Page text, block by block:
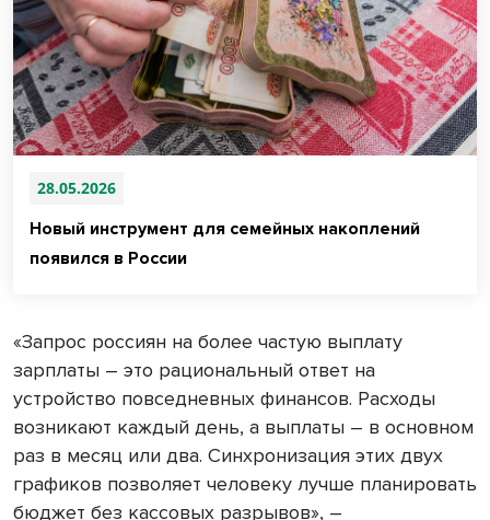
28.05.2026
Новый инструмент для семейных накоплений
появился в России
«Запрос россиян на более частую выплату
зарплаты – это рациональный ответ на
устройство повседневных финансов. Расходы
возникают каждый день, а выплаты – в основном
раз в месяц или два. Синхронизация этих двух
графиков позволяет человеку лучше планировать
бюджет без кассовых разрывов», –